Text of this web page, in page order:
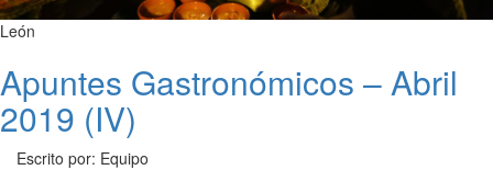
León
Apuntes Gastronómicos – Abril
2019 (IV)
Escrito por: Equipo